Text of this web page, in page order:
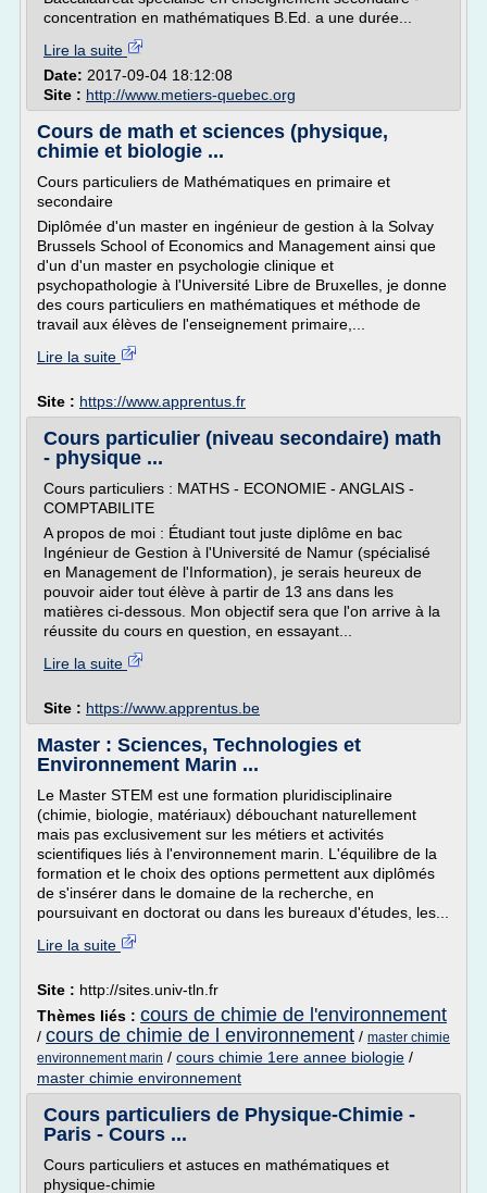
concentration en mathématiques B.Ed. a une durée...
Lire la suite
Date: 2017-09-04 18:12:08
Site : http://www.metiers-quebec.org
Cours de math et sciences (physique,
chimie et biologie ...
Cours particuliers de Mathématiques en primaire et
secondaire
Diplômée d'un master en ingénieur de gestion à la Solvay
Brussels School of Economics and Management ainsi que
d'un d'un master en psychologie clinique et
psychopathologie à l'Université Libre de Bruxelles, je donne
des cours particuliers en mathématiques et méthode de
travail aux élèves de l'enseignement primaire,...
Lire la suite
Site : https://www.apprentus.fr
Cours particulier (niveau secondaire) math
- physique ...
Cours particuliers : MATHS - ECONOMIE - ANGLAIS -
COMPTABILITE
A propos de moi : Étudiant tout juste diplôme en bac
Ingénieur de Gestion à l'Université de Namur (spécialisé
en Management de l'Information), je serais heureux de
pouvoir aider tout élève à partir de 13 ans dans les
matières ci-dessous. Mon objectif sera que l'on arrive à la
réussite du cours en question, en essayant...
Lire la suite
Site : https://www.apprentus.be
Master : Sciences, Technologies et
Environnement Marin ...
Le Master STEM est une formation pluridisciplinaire
(chimie, biologie, matériaux) débouchant naturellement
mais pas exclusivement sur les métiers et activités
scientifiques liés à l'environnement marin. L'équilibre de la
formation et le choix des options permettent aux diplômés
de s'insérer dans le domaine de la recherche, en
poursuivant en doctorat ou dans les bureaux d'études, les...
Lire la suite
Site : http://sites.univ-tln.fr
Thèmes liés : cours de chimie de l'environnement
/ cours de chimie de l environnement / master chimie
environnement marin / cours chimie 1ere annee biologie /
master chimie environnement
Cours particuliers de Physique-Chimie -
Paris - Cours ...
Cours particuliers et astuces en mathématiques et
physique-chimie